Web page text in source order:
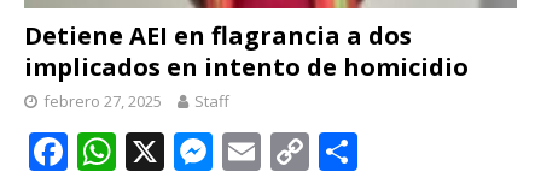
Detiene AEI en flagrancia a dos
implicados en intento de homicidio
febrero 27, 2025 Staff
F W X M E C